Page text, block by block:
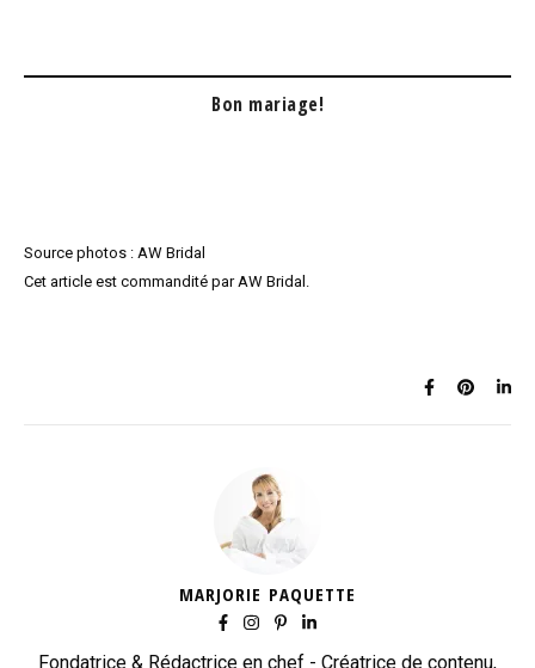
Bon mariage!
Source photos : AW Bridal
Cet article est commandité par AW Bridal.
MARJORIE PAQUETTE
Fondatrice & Rédactrice en chef - Créatrice de contenu,